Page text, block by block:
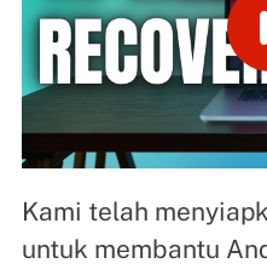
Kami telah
untuk membantu